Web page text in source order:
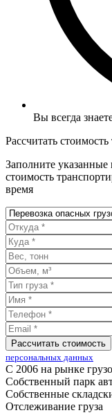
Вы всегда
Рассчитать
Заполните
стоимость
время
Рассчитать стоимость
персональных данных
С 2006 на рынке
Собственный парк
Собственные
Отслеживание груза